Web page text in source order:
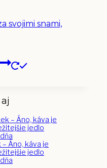
svojimi snami,
– Áno, káva je
jedlo